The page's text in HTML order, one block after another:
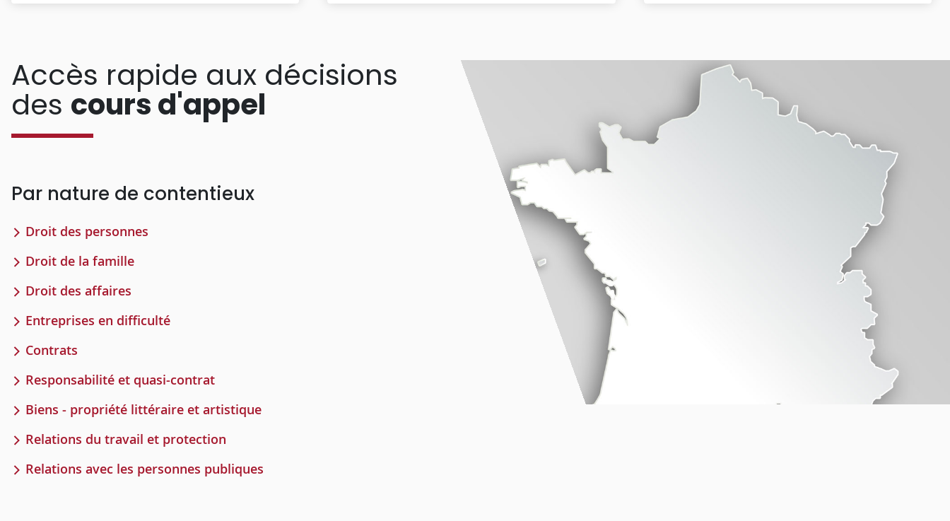
Accès rapide aux décisions
des cours d'appel
Par nature de contentieux
Droit des personnes
Droit de la famille
Droit des affaires
Entreprises en difficulté
Contrats
Responsabilité et quasi-contrat
Biens - propriété littéraire et artistique
Relations du travail et protection
Relations avec les personnes publiques